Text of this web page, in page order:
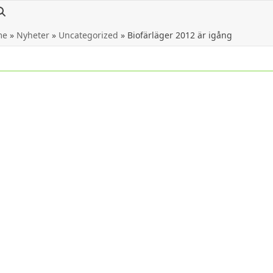
» Nyheter» Uncategorized » Biofärläger 2012 är igång